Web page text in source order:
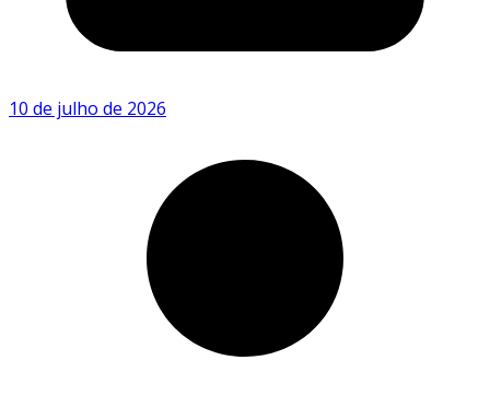
10 de julho de 2026